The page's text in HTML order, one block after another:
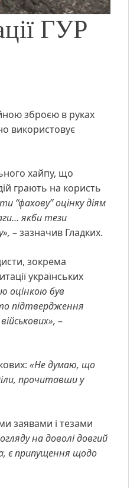
ГУР
зброєю в руках
використовує
хайпу, що
грають на користь
“фахову” оцінку діям
якби тези
– зазначив Гладких.
зокрема
українських
оцінкою був
підтвердження
–
«Не думаю, що
прочитавши у
заявами і тезами
на доволі довгий
є припущення щодо